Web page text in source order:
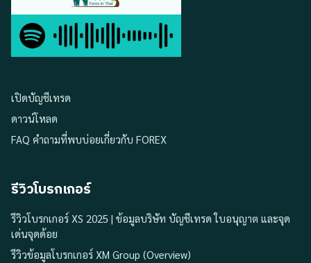
เปิดบัญชีเทรด
ดาวน์โหลด
FAQ คำถามที่พบบ่อยเกี่ยวกับ FOREX
รีวิวโบรกเกอร์
รีวิวโบรกเกอร์ XS 2025 | ข้อมูลบริษัท บัญชีเทรด ใบอนุญาต และจุด
เด่นจุดด้อย
รีวิวข้อมูลโบรกเกอร์ XM Group (Overview)